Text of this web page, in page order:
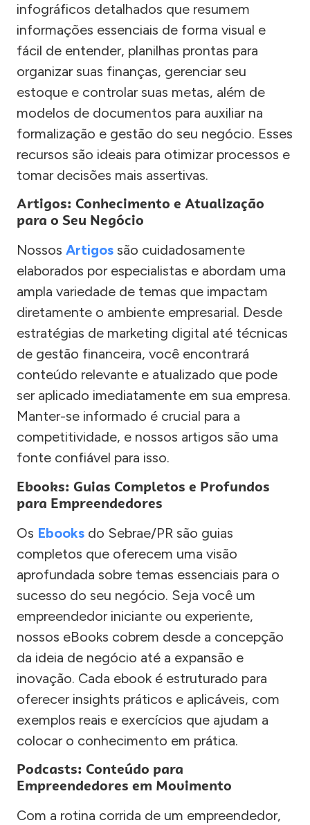
infográficos detalhados que resumem
informações essenciais de forma visual e
fácil de entender, planilhas prontas para
organizar suas finanças, gerenciar seu
estoque e controlar suas metas, além de
modelos de documentos para auxiliar na
formalização e gestão do seu negócio. Esses
recursos são ideais para otimizar processos e
tomar decisões mais assertivas.
Artigos: Conhecimento e Atualização
para o Seu Negócio
Nossos Artigos são cuidadosamente
elaborados por especialistas e abordam uma
ampla variedade de temas que impactam
diretamente o ambiente empresarial. Desde
estratégias de marketing digital até técnicas
de gestão financeira, você encontrará
conteúdo relevante e atualizado que pode
ser aplicado imediatamente em sua empresa.
Manter-se informado é crucial para a
competitividade, e nossos artigos são uma
fonte confiável para isso.
Ebooks: Guias Completos e Profundos
para Empreendedores
Os Ebooks do Sebrae/PR são guias
completos que oferecem uma visão
aprofundada sobre temas essenciais para o
sucesso do seu negócio. Seja você um
empreendedor iniciante ou experiente,
nossos eBooks cobrem desde a concepção
da ideia de negócio até a expansão e
inovação. Cada ebook é estruturado para
oferecer insights práticos e aplicáveis, com
exemplos reais e exercícios que ajudam a
colocar o conhecimento em prática.
Podcasts: Conteúdo para
Empreendedores em Movimento
Com a rotina corrida de um empreendedor,